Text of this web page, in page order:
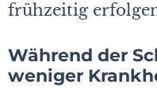
frühzeitig
Während der
weniger